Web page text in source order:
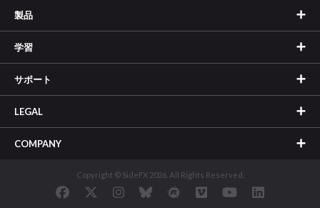
製品
学習
サポート
LEGAL
COMPANY
Copyright © SideFX 2026. All Rights Reserved.